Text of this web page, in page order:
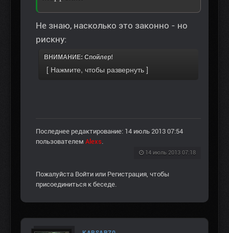
Не знаю, насколько это законно - но
рискну:
ВНИМАНИЕ: Спойлер!
Последнее редактирование: 14 июль 2013 07:54
пользователем Alexs.
14 июль 2013 07:18
Пожалуйста Войти или Регистрация, чтобы
присоединиться к беседе.